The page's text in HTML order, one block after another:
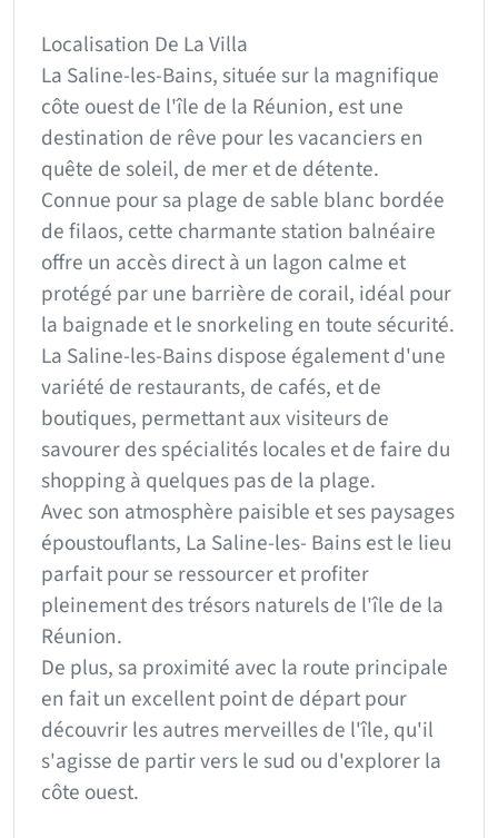
Localisation De La Villa
La Saline-les-Bains, située sur la magnifique
côte ouest de l'île de la Réunion, est une
destination de rêve pour les vacanciers en
quête de soleil, de mer et de détente.
Connue pour sa plage de sable blanc bordée
de filaos, cette charmante station balnéaire
offre un accès direct à un lagon calme et
protégé par une barrière de corail, idéal pour
la baignade et le snorkeling en toute sécurité.
La Saline-les-Bains dispose également d'une
variété de restaurants, de cafés, et de
boutiques, permettant aux visiteurs de
savourer des spécialités locales et de faire du
shopping à quelques pas de la plage.
Avec son atmosphère paisible et ses paysages
époustouflants, La Saline-les- Bains est le lieu
parfait pour se ressourcer et profiter
pleinement des trésors naturels de l'île de la
Réunion.
De plus, sa proximité avec la route principale
en fait un excellent point de départ pour
découvrir les autres merveilles de l'île, qu'il
s'agisse de partir vers le sud ou d'explorer la
côte ouest.